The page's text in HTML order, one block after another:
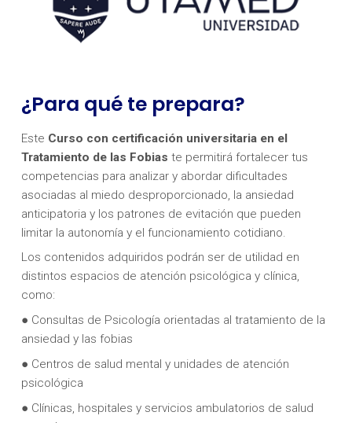
¿Para qué te prepara?
Este Curso con certificación universitaria en el
Tratamiento de las Fobias te permitirá fortalecer tus
competencias para analizar y abordar dificultades
asociadas al miedo desproporcionado, la ansiedad
anticipatoria y los patrones de evitación que pueden
limitar la autonomía y el funcionamiento cotidiano.
Los contenidos adquiridos podrán ser de utilidad en
distintos espacios de atención psicológica y clínica,
como:
● Consultas de Psicología orientadas al tratamiento de la
ansiedad y las fobias
● Centros de salud mental y unidades de atención
psicológica
● Clínicas, hospitales y servicios ambulatorios de salud